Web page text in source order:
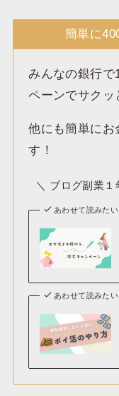
簡単に
みんなの銀行で
ペーンでサクッ
他にも簡単にお
す！
＼ ブログ副業１
あわせて読みたい
あわせて読みたい